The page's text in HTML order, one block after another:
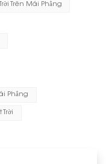
Trên Mái Phẳng
Phẳng